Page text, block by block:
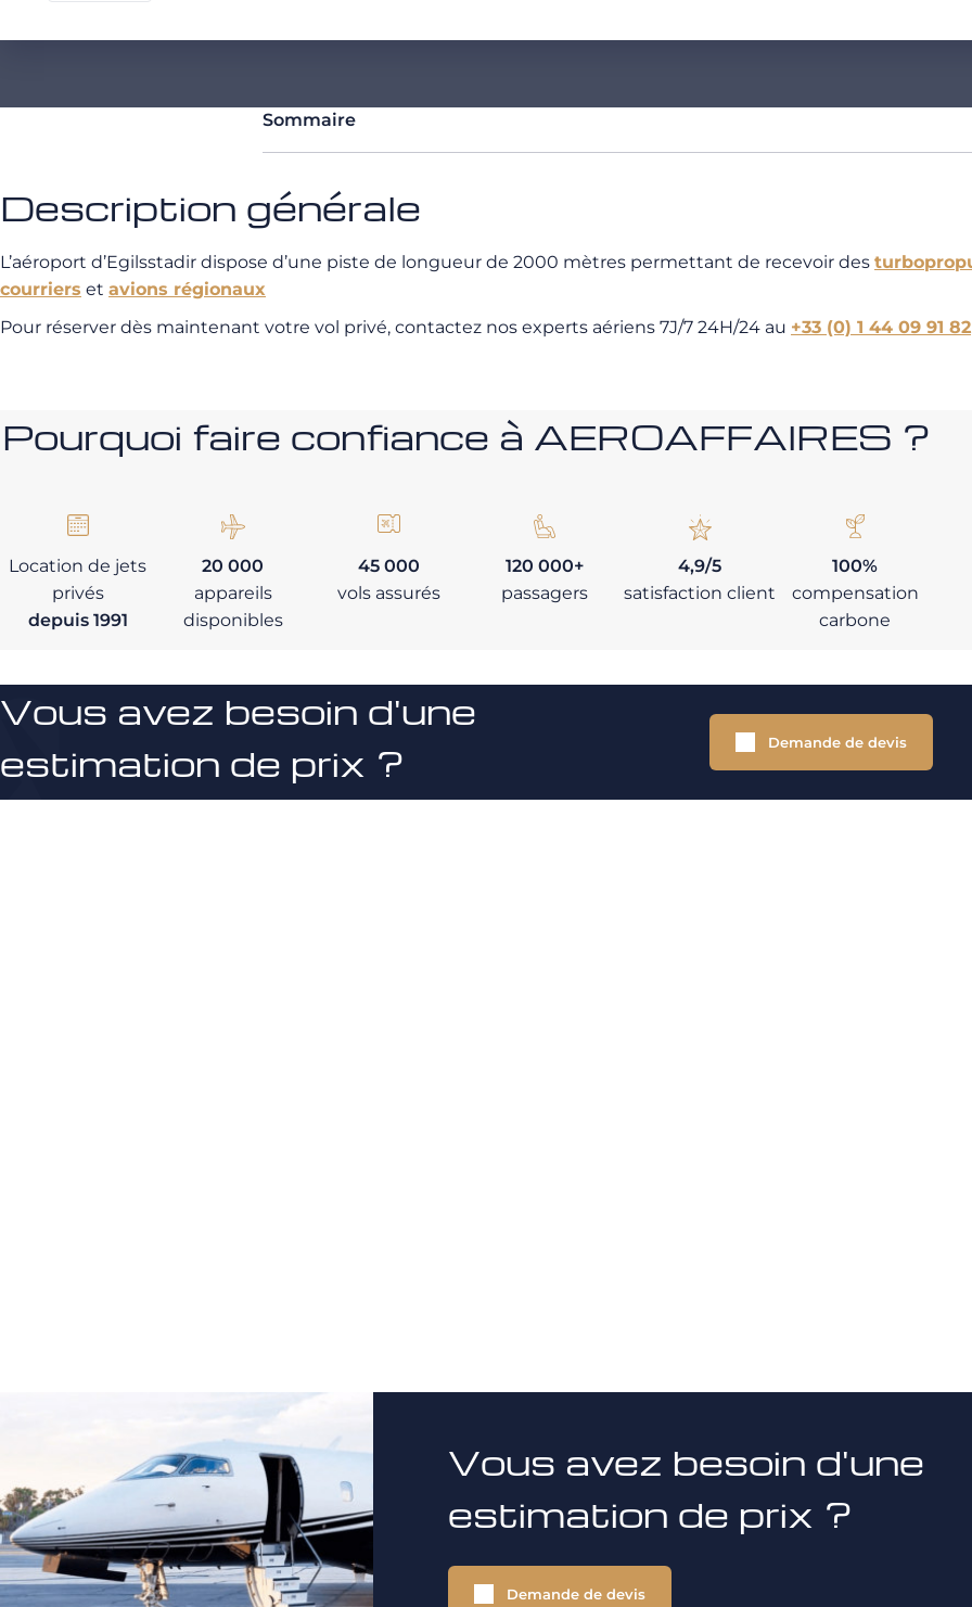
Sommaire
Description générale
L’aéroport d’Egilsstadir dispose d’une piste de longueur de 2000 mètres permettant de recevoir des
courriers et avions régionaux
Pour réserver dès maintenant votre vol privé, contactez nos experts aériens 7J/7 24H/24 au +33 (0) 1 44 09 91 82
Pourquoi faire confiance à AEROAFFAIRES ?
Location de jets
privés
depuis 1991
20 000
appareils
disponibles
45 000
vols assurés
120 000+
passagers
4,9/5
satisfaction client
100%
compensation
carbone
Vous avez besoin d'une
estimation de prix ?
Demande de devis
Vous avez besoin d'une
estimation de prix ?
Demande de devis